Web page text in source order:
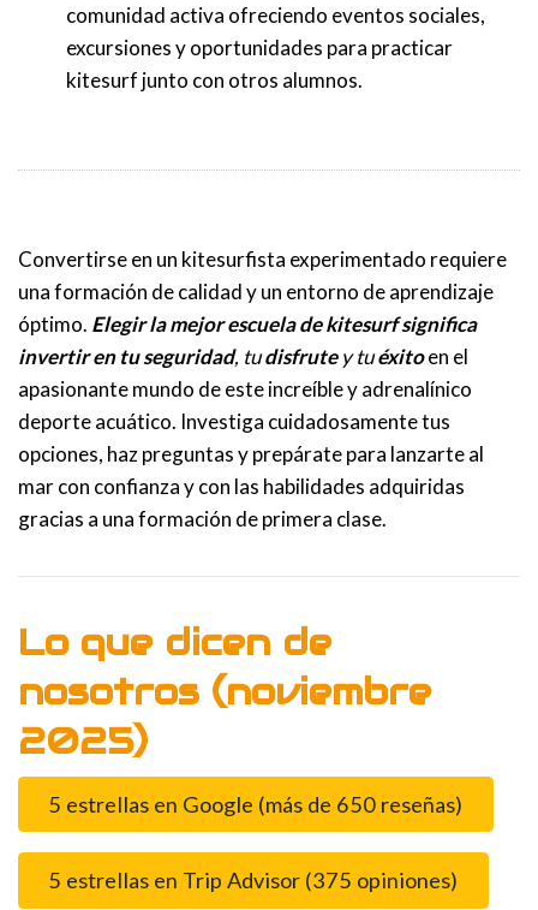
comunidad activa ofreciendo eventos sociales,
excursiones y oportunidades para practicar
kitesurf junto con otros alumnos.
Convertirse en un kitesurfista experimentado requiere
una formación de calidad y un entorno de aprendizaje
óptimo. Elegir la mejor escuela de kitesurf significa
invertir en tu seguridad, tudisfrutey tuéxitoen el
apasionante mundo de este increíble y adrenalínico
deporte acuático. Investiga cuidadosamente tus
opciones, haz preguntas y prepárate para lanzarte al
mar con confianza y con las habilidades adquiridas
gracias a una formación de primera clase.
Lo que dicen de
nosotros (noviembre
2025)
5 estrellas en Google (más de 650 reseñas)
5 estrellas en Trip Advisor (375 opiniones)